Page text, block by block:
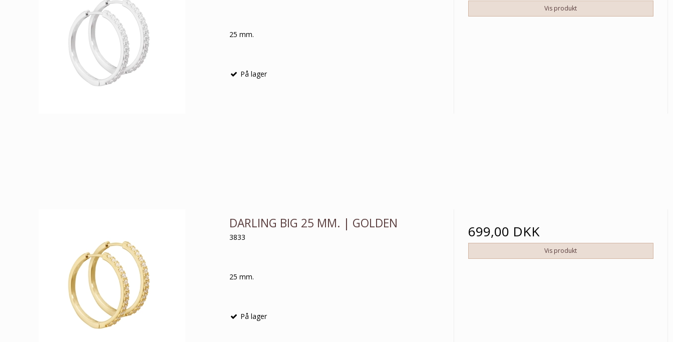
25 mm.
På lager
Vis produkt
DARLING BIG 25 MM. | GOLDEN
3833
25 mm.
På lager
699,00 DKK
Vis produkt